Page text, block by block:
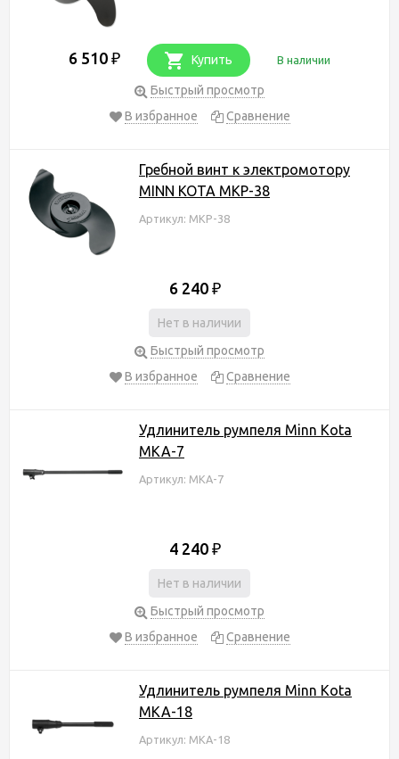
6 510 ₽ Купить В наличии
Быстрый просмотр
В избранное
Сравнение
Гребной винт к электромотору
MINN KOTA MKP-38
Артикул: MKP-38
6 240 ₽
Нет в наличии
Быстрый просмотр
В избранное
Сравнение
Удлинитель румпеля Minn Kota
MKA-7
Артикул: MKA-7
4 240 ₽
Нет в наличии
Быстрый просмотр
В избранное
Сравнение
Удлинитель румпеля Minn Kota
MKA-18
Артикул: MKA-18